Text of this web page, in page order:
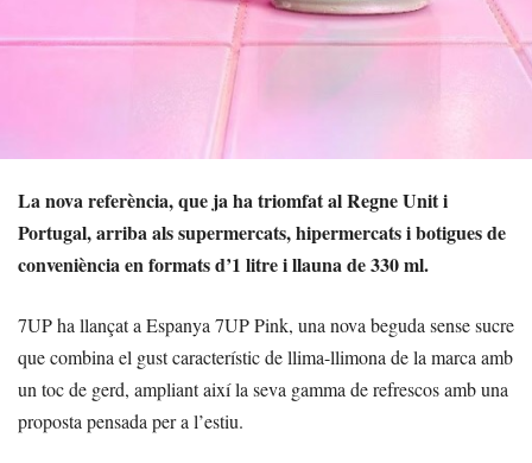
La nova referència, que ja ha triomfat al Regne Unit i
Portugal, arriba als supermercats, hipermercats i botigues de
conveniència en formats d’1 litre i llauna de 330 ml.
7UP ha llançat a Espanya 7UP Pink, una nova beguda sense sucre
que combina el gust característic de llima-llimona de la marca amb
un toc de gerd, ampliant així la seva gamma de refrescos amb una
proposta pensada per a l’estiu.